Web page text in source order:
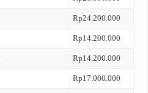
Rp24.200.000
Rp14.200.000
Rp14.200.000
Rp17.000.000